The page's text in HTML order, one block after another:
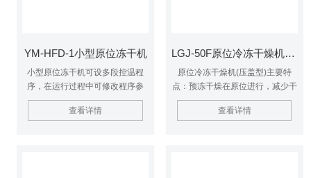
YM-HFD-1小型原位冻干机
小型原位冻干机可设多段控温程
序，在运行过程中可修改程序参
数；PLC控制系统，触摸屏操作，
可设置密码显示干燥曲线和数据带
查看详情
LGJ-50F原位冷冻干燥机(压盖型)
原位冷冻干燥机(压盖型)主要特
点：预冻干燥在原位进行，减少干
燥过程的繁琐操作，实现了冻干过
程的自动化；硅油作为循环介质，
查看详情